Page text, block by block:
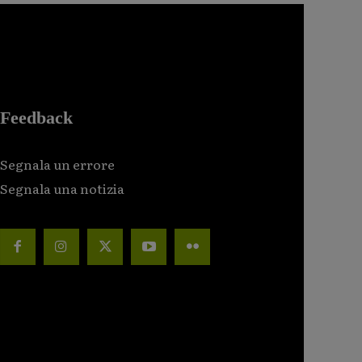
Feedback
Segnala un errore
Segnala una notizia